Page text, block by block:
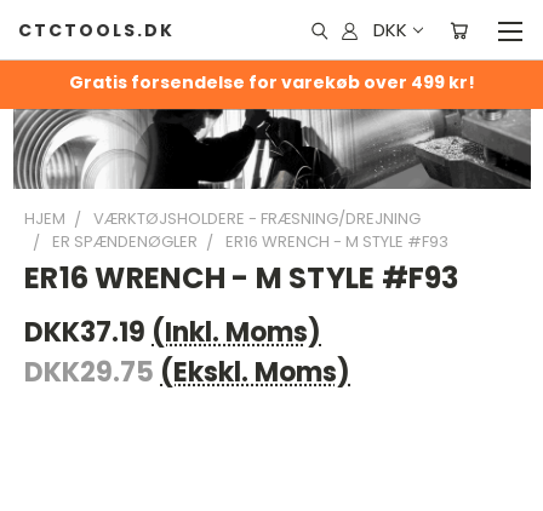
Gratis forsendelse for varekøb over 499 kr!
CTCTOOLS.DK DKK
HJEM
VÆRKTØJSHOLDERE - FRÆSNING/DREJNING
ER SPÆNDENØGLER
ER16 WRENCH - M STYLE #F93
ER16 WRENCH - M STYLE #F93
DKK37.19 (Inkl. Moms)
DKK29.75 (Ekskl. Moms)